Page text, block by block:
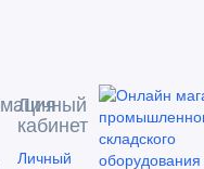
Личный
кабинет
Личный